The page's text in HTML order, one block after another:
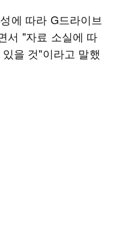
에 따라 G드라이브
서 "자료 소실에 따
을 것"이라고 말했